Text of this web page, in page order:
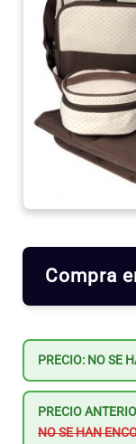
Compra
PRECIO: NO SE
PRECIO
NO SE HAN